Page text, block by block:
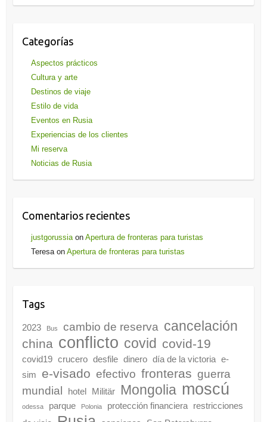
Categorías
Aspectos prácticos
Cultura y arte
Destinos de viaje
Estilo de vida
Eventos en Rusia
Experiencias de los clientes
Mi reserva
Noticias de Rusia
Comentarios recientes
justgorussiaon Apertura de fronteras para turistas
Teresaon Apertura de fronteras para turistas
Tags
2023 Bus cambio de reserva cancelación
china conflicto covid covid-19
covid19 crucero desfile dinero día de la victoria e-
sim
e-visado efectivo fronteras guerra
mundial
hotel Militär Mongolia moscú
odessa parque Polonia protección financiera restricciones